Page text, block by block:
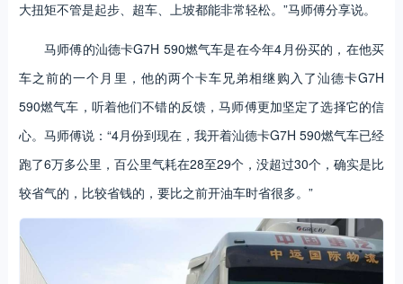
大扭矩不管是起步、超车、上坡都能非常轻松。”马师傅分享说。
马师傅的汕德卡G7H 590燃气车是在今年4月份买的，在他买
车之前的一个月里，他的两个卡车兄弟相继购入了汕德卡G7H
590燃气车，听着他们不错的反馈，马师傅更加坚定了选择它的信
心。马师傅说：“4月份到现在，我开着汕德卡G7H 590燃气车已经
跑了6万多公里，百公里气耗在28至29个，没超过30个，确实是比
较省气的，比较省钱的，要比之前开油车时省很多。”